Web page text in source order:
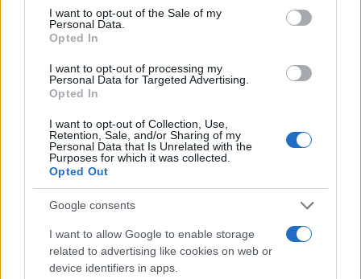
consent section.
I want to opt-out of the Sale of my
Personal Data.
Opted In
I want to opt-out of processing my
Personal Data for Targeted Advertising.
Opted In
I want to opt-out of Collection, Use,
Retention, Sale, and/or Sharing of my
Personal Data that Is Unrelated with the
Purposes for which it was collected.
Opted Out
Google consents
I want to allow Google to enable storage
related to advertising like cookies on web or
device identifiers in apps.
Andrea Conforti · 10 Lug 2026
PIÙ LETTI
Guida alla configurazione della modalità riposo su
Nintendo Switch 2
Come aggiornare a EA Play Pro su PC tramite l’EA app
DLSS 5 e Zen 6: innovazione, limiti e implicazioni per il
Fusioni e Acquisizioni nel Settore Gaming: Analisi
Approfondita e Tendenze Attuali